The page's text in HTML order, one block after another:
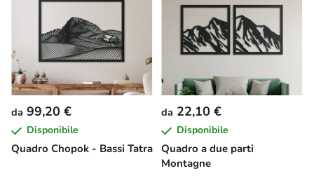
Quadro Chopok - Bassi Tatra
da 99,20 €
Disponibile
Quadro a due parti
Montagne
da 22,10 €
Disponibile